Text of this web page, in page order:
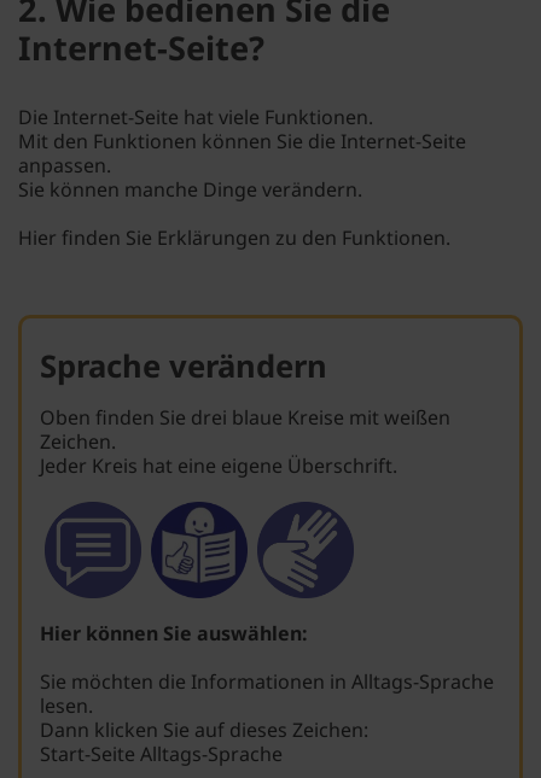
2. Wie bedienen Sie die
Internet-Seite?
Die Internet-Seite hat viele Funktionen.
Mit den Funktionen können Sie die Internet-Seite
anpassen.
Sie können manche Dinge verändern.
Hier finden Sie Erklärungen zu den Funktionen.
Sprache verändern
Oben finden Sie drei blaue Kreise mit weißen
Zeichen.
Jeder Kreis hat eine eigene Überschrift.
Hier können Sie auswählen:
Sie möchten die Informationen in Alltags-Sprache
lesen.
Dann klicken Sie auf dieses Zeichen:
Start-Seite Alltags-Sprache